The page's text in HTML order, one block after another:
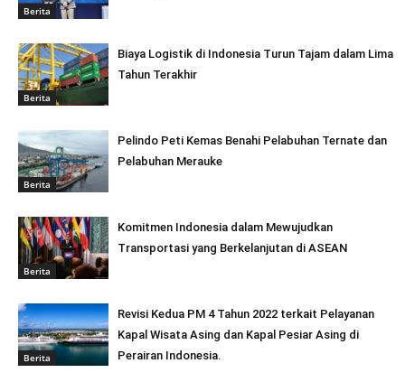
Berita
Berita
Biaya Logistik di Indonesia Turun Tajam dalam Lima
Tahun Terakhir
Berita
Pelindo Peti Kemas Benahi Pelabuhan Ternate dan
Pelabuhan Merauke
Berita
Komitmen Indonesia dalam Mewujudkan
Transportasi yang Berkelanjutan di ASEAN
Berita
Revisi Kedua PM 4 Tahun 2022 terkait Pelayanan
Kapal Wisata Asing dan Kapal Pesiar Asing di
Perairan Indonesia.